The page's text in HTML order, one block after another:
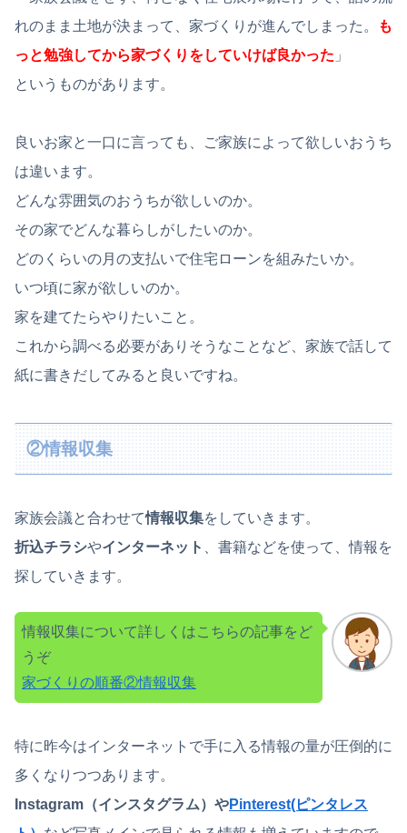
れのまま土地が決まって、家づくりが進んでしまった。
も
っと勉強してから家づくりをしていけば良かった 」
というものがあります。
良いお家と一口に言っても、ご家族によって欲しいおうち
は違います。
どんな雰囲気のおうちが欲しいのか。
その家でどんな暮らしがしたいのか。
どのくらいの月の支払いで住宅ローンを組みたいか。
いつ頃に家が欲しいのか。
家を建てたらやりたいこと。
これから調べる必要がありそうなことなど、家族で話して
紙に書きだしてみると良いですね。
②情報収集
家族会議と合わせて情報収集をしていきます。
折込チラシやインターネット
、書籍などを使って、情報を
探していきます。
情報収集について詳しくはこちらの記事をど
うぞ
家づくりの順番②情報収集
特に昨今はインターネットで手に入る情報の量が圧倒的に
多くなりつつあります。
Instagram（インスタグラム）やPinterest(ピンタレス